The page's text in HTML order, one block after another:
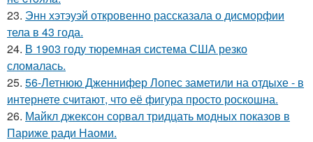
23. Энн хэтэуэй откровенно рассказала о дисморфии
тела в 43 года.
24. В 1903 году тюремная система США резко
сломалась.
25. 56-Летнюю Дженнифер Лопес заметили на отдыхе - в
интернете считают, что её фигура просто роскошна.
26. Майкл джексон сорвал тридцать модных показов в
Париже ради Наоми.